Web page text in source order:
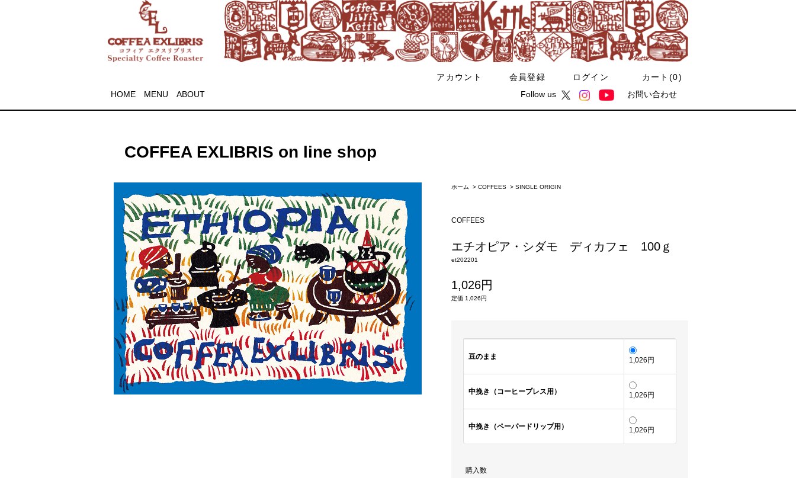
アカウント 会員登録 ログイン カート(0)
HOME
MENU ABOUT Follow us お問い合わせ
COFFEA EXLIBRIS on line shop
ホーム > COFFEES > SINGLE ORIGIN
COFFEES
エチオピア・シダモ ディカフェ 100ｇ
et202201
1,026円
定価 1,026円
豆のまま 1,026円
中挽き（コーヒープレス用） 1,026円
中挽き（ペーパードリップ用） 1,026円
購入数